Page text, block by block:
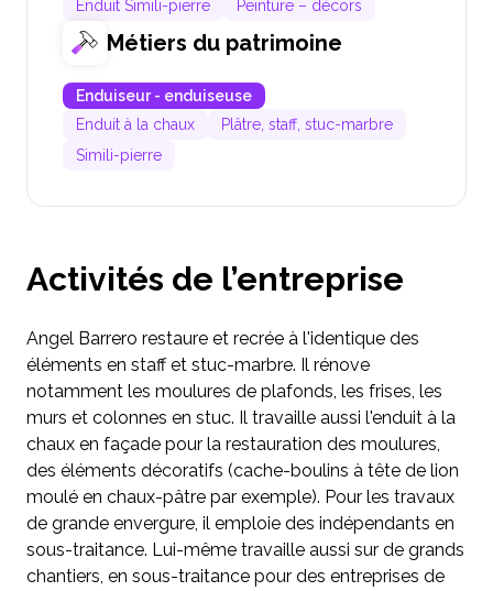
Enduit Simili-pierre
Peinture – décors
Métiers du patrimoine
Enduiseur - enduiseuse
Enduit à la chaux
Plâtre, staff, stuc-marbre
Simili-pierre
Activités de l’entreprise
Angel Barrero restaure et recrée à l'identique des
éléments en staff et stuc-marbre. Il rénove
notamment les moulures de plafonds, les frises, les
murs et colonnes en stuc. Il travaille aussi l'enduit à la
chaux en façade pour la restauration des moulures,
des éléments décoratifs (cache-boulins à tête de lion
moulé en chaux-pâtre par exemple). Pour les travaux
de grande envergure, il emploie des indépendants en
sous-traitance. Lui-même travaille aussi sur de grands
chantiers, en sous-traitance pour des entreprises de